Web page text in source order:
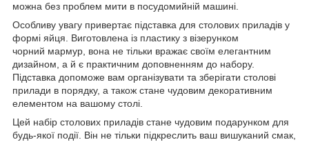
можна без проблем мити в посудомийній машині.
Особливу увагу привертає підставка для столових приладів у
формі яйця. Виготовлена ​​із пластику з візерунком
чорний мармур, вона не тільки вражає своїм елегантним
дизайном, а й є практичним доповненням до набору.
Підставка допоможе вам організувати та зберігати столові
прилади в порядку, а також стане чудовим декоративним
елементом на вашому столі.
Цей набір столових приладів стане чудовим подарунком для
будь-якої події. Він не тільки підкреслить ваш вишуканий смак,